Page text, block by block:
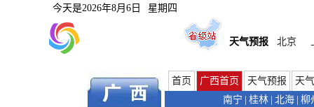
今天是2026年8月6日 星期四
天气预报 北京
首页 广西首页 天气预报
天
南宁
桂林 北海 柳